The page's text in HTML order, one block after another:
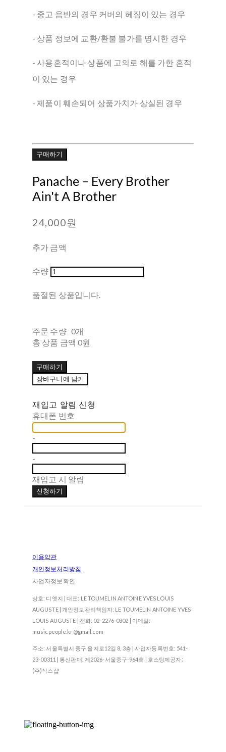
- 중고 음반의 경우 커버의 헤짐이 있는 경우
- 상품 정보에 교환/환불 불가를 명시한 경우
- 사용흔적이나 상품에 고의로 해를 가한 흔적
이 있는 경우
- 제품이 훼손되어 상품가치가 상실된 경우
구매하기
Panache ‎– Every Brother
Ain't A Brother
24,000원
추가 금액
수량
품절된 상품입니다.
주문 수량 0개
총 상품 금액 0원
구매하기
장바구니에 담기
재입고 알림 신청
휴대폰 번호
-
-
재입고 시 알림
신청하기
이용약관
개인정보처리방침
사업자정보확인
상호: 디엣지 | 대표: LE TOUMELIN ANTOINE YVES LOUIS
AUGUSTE | 개인정보관리책임자: LE TOUMELIN ANTOINE YVES
LOUIS AUGUSTE | 전화: 02-2276-0302 | 이메일:
musicpeople.kr@gmail.com
주소: 서울특별시 중구 을지로12길 8, 3층 | 사업자등록번호: 541-
23-00311 | 통신판매: 제2026-서울중구-964호 | 호스팅제공자:
(주)식스샵